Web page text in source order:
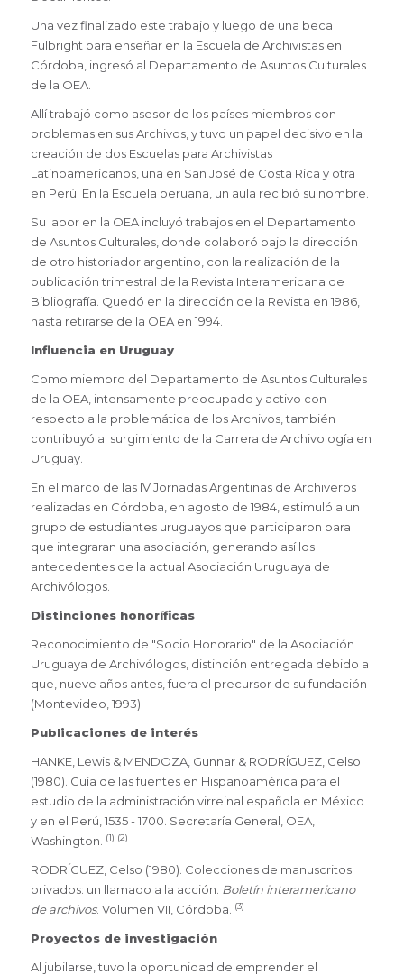
Una vez finalizado este trabajo y luego de una beca
Fulbright para enseñar en la Escuela de Archivistas en
Córdoba, ingresó al Departamento de Asuntos Culturales
de la OEA.
Allí trabajó como asesor de los países miembros con
problemas en sus Archivos, y tuvo un papel decisivo en la
creación de dos Escuelas para Archivistas
Latinoamericanos, una en San José de Costa Rica y otra
en Perú. En la Escuela peruana, un aula recibió su nombre.
Su labor en la OEA incluyó trabajos en el Departamento
de Asuntos Culturales, donde colaboró bajo la dirección
de otro historiador argentino, con la realización de la
publicación trimestral de la Revista Interamericana de
Bibliografía. Quedó en la dirección de la Revista en 1986,
hasta retirarse de la OEA en 1994.
Influencia en Uruguay
Como miembro del Departamento de Asuntos Culturales
de la OEA, intensamente preocupado y activo con
respecto a la problemática de los Archivos, también
contribuyó al surgimiento de la Carrera de Archivología en
Uruguay.
En el marco de las IV Jornadas Argentinas de Archiveros
realizadas en Córdoba, en agosto de 1984, estimuló a un
grupo de estudiantes uruguayos que participaron para
que integraran una asociación, generando así los
antecedentes de la actual Asociación Uruguaya de
Archivólogos.
Distinciones honoríficas
Reconocimiento de "Socio Honorario" de la Asociación
Uruguaya de Archivólogos, distinción entregada debido a
que, nueve años antes, fuera el precursor de su fundación
(Montevideo, 1993).
Publicaciones de interés
HANKE, Lewis & MENDOZA, Gunnar & RODRÍGUEZ, Celso
(1980). Guía de las fuentes en Hispanoamérica para el
estudio de la administración virreinal española en México
y en el Perú, 1535 - 1700. Secretaría General, OEA,
Washington.
(1) (2)
RODRÍGUEZ, Celso (1980). Colecciones de manuscritos
privados: un llamado a la acción. Boletín interamericano
de archivos. Volumen VII, Córdoba. (3)
Proyectos de investigación
Al jubilarse, tuvo la oportunidad de emprender el